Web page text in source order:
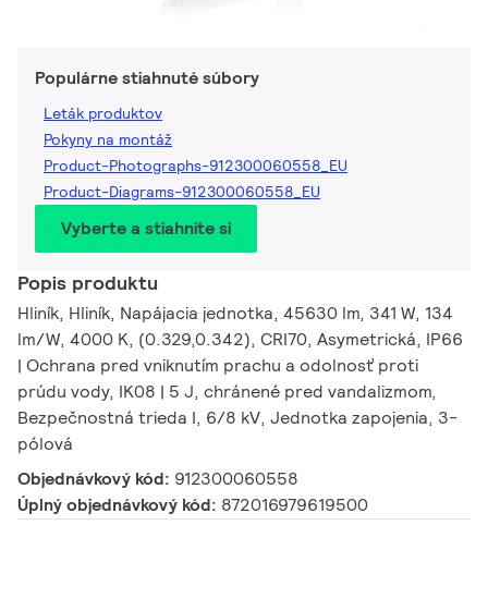
Populárne stiahnuté súbory
Leták produktov
Pokyny na montáž
Product-Photographs-912300060558_EU
Product-Diagrams-912300060558_EU
Vyberte a stiahnite si
Popis produktu
Hliník, Hliník, Napájacia jednotka, 45630 lm, 341 W, 134
lm/W, 4000 K, (0.329,0.342), CRI70, Asymetrická, IP66
| Ochrana pred vniknutím prachu a odolnosť proti
prúdu vody, IK08 | 5 J, chránené pred vandalizmom,
Bezpečnostná trieda I, 6/8 kV, Jednotka zapojenia, 3-
pólová
Objednávkový kód: 912300060558
Úplný objednávkový kód: 872016979619500